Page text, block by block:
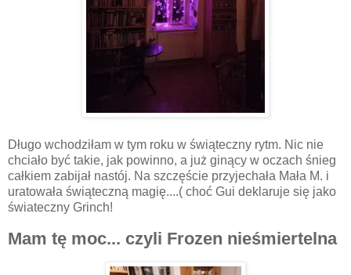
Długo wchodziłam w tym roku w świąteczny rytm. Nic nie
chciało być takie, jak powinno, a już ginący w oczach śnieg
całkiem zabijał nastój. Na szczęście przyjechała Mała M. i
uratowała świąteczną magię....( choć Gui deklaruje się jako
świateczny Grinch!
Mam tę moc... czyli Frozen nieśmiertelna